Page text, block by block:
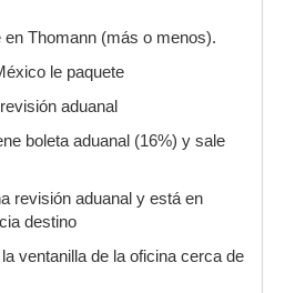
en Thomann (más o menos).
le paquete
aduanal
boleta aduanal (16%) y sale
revisión aduanal y está en
destino
ventanilla de la oficina cerca de